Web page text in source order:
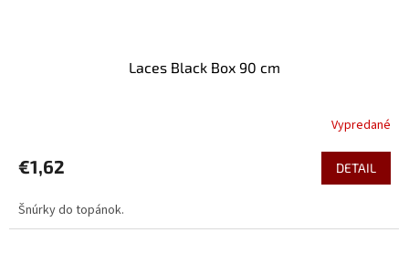
Laces Black Box 90 cm
Vypredané
€1,62 DETAIL
Šnúrky do topánok.